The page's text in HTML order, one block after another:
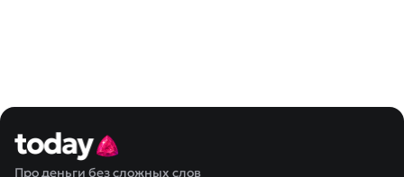
Про деньги без сложных слов